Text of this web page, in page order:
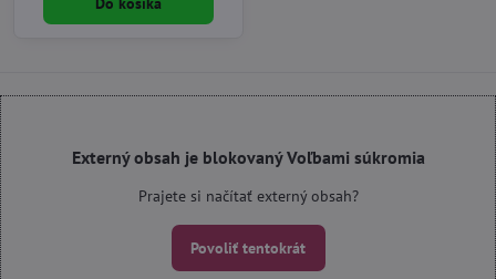
Externý obsah je blokovaný Voľbami súkromia
Prajete si načítať externý obsah?
Povoliť tentokrát